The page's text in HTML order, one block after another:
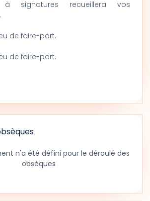
signatures recueillera vos
de faire-part.
de faire-part.
n'a été défini pour le déroulé des
obsèques